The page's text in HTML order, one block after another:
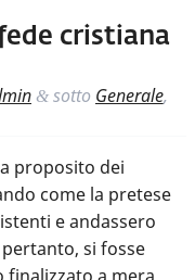
cristiana
& sotto Generale,
proposito dei
come la pretese
e andassero
si fosse